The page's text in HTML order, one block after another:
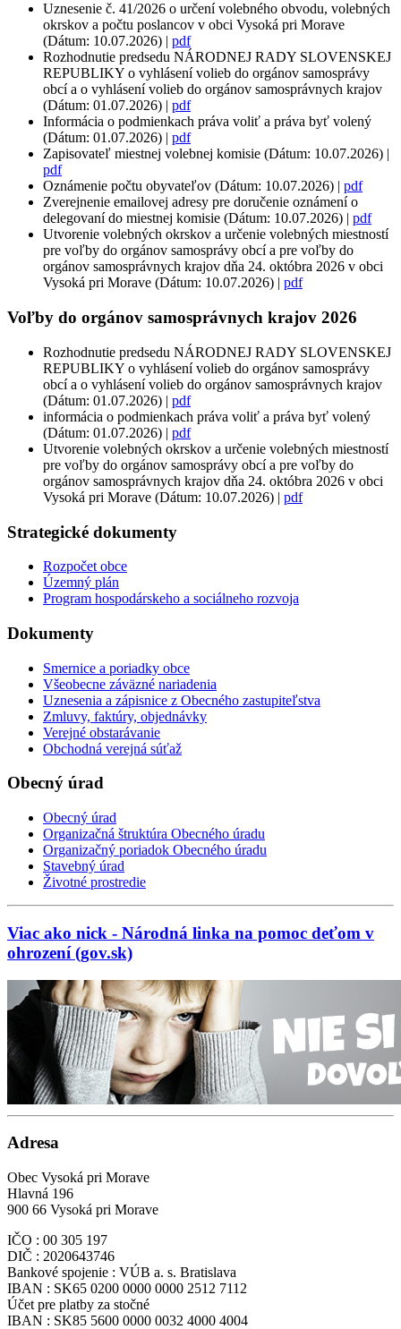
Uznesenie č. 41/2026 o určení volebného obvodu, volebných
okrskov a počtu poslancov v obci Vysoká pri Morave
(Dátum: 10.07.2026) | pdf
Rozhodnutie predsedu NÁRODNEJ RADY SLOVENSKEJ
REPUBLIKY o vyhlásení volieb do orgánov samosprávy
obcí a o vyhlásení volieb do orgánov samosprávnych krajov
(Dátum: 01.07.2026) | pdf
Informácia o podmienkach práva voliť a práva byť volený
(Dátum: 01.07.2026) | pdf
Zapisovateľ miestnej volebnej komisie (Dátum: 10.07.2026) |
pdf
Oznámenie počtu obyvateľov (Dátum: 10.07.2026) | pdf
Zverejnenie emailovej adresy pre doručenie oznámení o
delegovaní do miestnej komisie (Dátum: 10.07.2026) | pdf
Utvorenie volebných okrskov a určenie volebných miestností
pre voľby do orgánov samosprávy obcí a pre voľby do
orgánov samosprávnych krajov dňa 24. októbra 2026 v obci
Vysoká pri Morave (Dátum: 10.07.2026) | pdf
Voľby do orgánov samosprávnych krajov 2026
Rozhodnutie predsedu NÁRODNEJ RADY SLOVENSKEJ
REPUBLIKY o vyhlásení volieb do orgánov samosprávy
obcí a o vyhlásení volieb do orgánov samosprávnych krajov
(Dátum: 01.07.2026) | pdf
informácia o podmienkach práva voliť a práva byť volený
(Dátum: 01.07.2026) | pdf
Utvorenie volebných okrskov a určenie volebných miestností
pre voľby do orgánov samosprávy obcí a pre voľby do
orgánov samosprávnych krajov dňa 24. októbra 2026 v obci
Vysoká pri Morave (Dátum: 10.07.2026) | pdf
Strategické dokumenty
Rozpočet obce
Územný plán
Program hospodárskeho a sociálneho rozvoja
Dokumenty
Smernice a poriadky obce
Všeobecne záväzné nariadenia
Uznesenia a zápisnice z Obecného zastupiteľstva
Zmluvy, faktúry, objednávky
Verejné obstarávanie
Obchodná verejná súťaž
Obecný úrad
Obecný úrad
Organizačná štruktúra Obecného úradu
Organizačný poriadok Obecného úradu
Stavebný úrad
Životné prostredie
Viac ako nick - Národná linka na pomoc deťom v
ohrození (gov.sk)
Adresa
Obec Vysoká pri Morave
Hlavná 196
900 66 Vysoká pri Morave
IČO : 00 305 197
DIČ : 2020643746
Bankové spojenie : VÚB a. s. Bratislava
IBAN : SK65 0200 0000 0000 2512 7112
Účet pre platby za stočné
IBAN : SK85 5600 0000 0032 4000 4004